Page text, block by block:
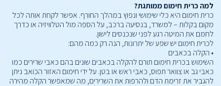
למה כרית חימום ממותגת?
כרית חימום היא כלי שימושי ונפוץ במהלך החורף. אפשר לקחת אותה לכל
מקום בקלות – למשרד, בנסיעה ברכב, על הספה מול הטלוויזיה או כדרך
לחמם את המיטה רגע לפני שנכנסים לישון.
לכרית חימום יש שפע של יתרונות, הנה רק כמה מהם:
• הקלה בכאבים
השימוש בכרית חימום תורם להקלה בכאבים שונים בהם כאבי שרירים כמו
כאבי גב או צוואר תפוס, כאבי ראש או בטן. על ידי חימום האזור הכואב ניתן
להגביר את זרימת הדם ולהרפות את השרירים, מה שמאפשר הקלה מהירה